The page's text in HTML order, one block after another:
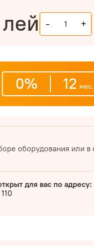
лей - +
0% 12 мес.
оборудования или в
для вас по адресу: